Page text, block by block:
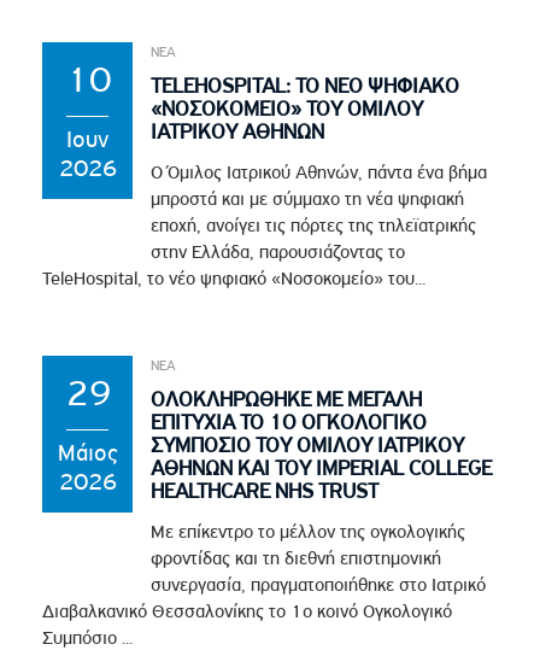
10
Ιουν
2026
ΝΕΑ
TELEHOSPITAL: ΤΟ ΝΕΟ ΨΗΦΙΑΚΟ
«ΝΟΣΟΚΟΜΕΙΟ» ΤΟΥ ΟΜΙΛΟΥ
ΙΑΤΡΙΚΟΥ ΑΘΗΝΩΝ
Ο Όμιλος Ιατρικού Αθηνών, πάντα ένα βήμα
μπροστά και με σύμμαχο τη νέα ψηφιακή
εποχή, ανοίγει τις πόρτες της τηλεϊατρικής
στην Ελλάδα, παρουσιάζοντας το
TeleHospital, το νέο ψηφιακό «Νοσοκομείο» του...
29
Μάιος
2026
ΝΕΑ
ΟΛΟΚΛΗΡΩΘΗΚΕ ΜΕ ΜΕΓΑΛΗ
ΕΠΙΤΥΧΙΑ ΤΟ 1Ο ΟΓΚΟΛΟΓΙΚΟ
ΣΥΜΠΟΣΙΟ ΤΟΥ ΟΜΙΛΟΥ ΙΑΤΡΙΚΟΥ
ΑΘΗΝΩΝ ΚΑΙ ΤΟΥ IMPERIAL COLLEGE
HEALTHCARE NHS TRUST
Με επίκεντρο το μέλλον της ογκολογικής
φροντίδας και τη διεθνή επιστημονική
συνεργασία, πραγματοποιήθηκε στο Ιατρικό
Διαβαλκανικό Θεσσαλονίκης το 1ο κοινό Ογκολογικό
Συμπόσιο ...